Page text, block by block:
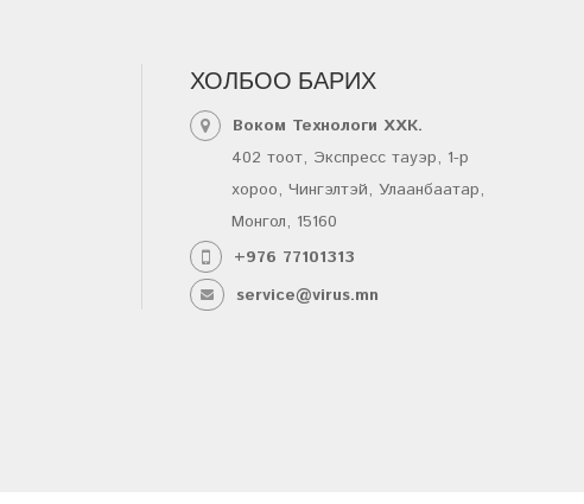
ХОЛБОО БАРИХ
Воком Технологи ХХК.
402 тоот, Экспресс тауэр, 1-р
хороо, Чингэлтэй, Улаанбаатар,
Монгол, 15160
+976 77101313
service@virus.mn